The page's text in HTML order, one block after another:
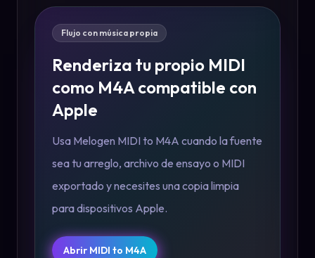
Flujo con música propia
Renderiza tu propio MIDI
como M4A compatible con
Apple
Usa Melogen MIDI to M4A cuando la fuente
sea tu arreglo, archivo de ensayo o MIDI
exportado y necesites una copia limpia
para dispositivos Apple.
Abrir MIDI to M4A